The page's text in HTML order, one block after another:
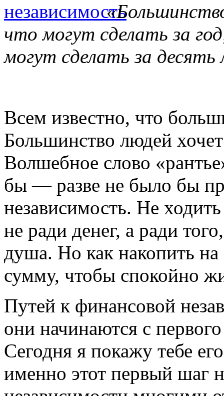
что могут сделать за
могут сделать за десять
Всем известно, что
Большинство людей
Волшебное слово
бы — разве не было бы
независимость. Не
не ради денег, а ради
душа. Но как накопить
сумму, чтобы спокойно
Путей к финансовой
они начинаются с
Сегодня я покажу тебе
именно этот первый шаг